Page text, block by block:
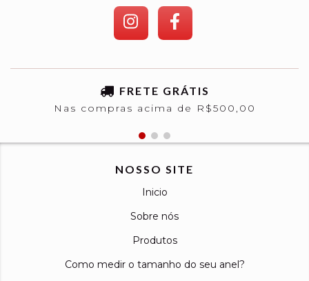
FRETE GRÁTIS
Nas compras acima de R$500,00
NOSSO SITE
Inicio
Sobre nós
Produtos
Como medir o tamanho do seu anel?